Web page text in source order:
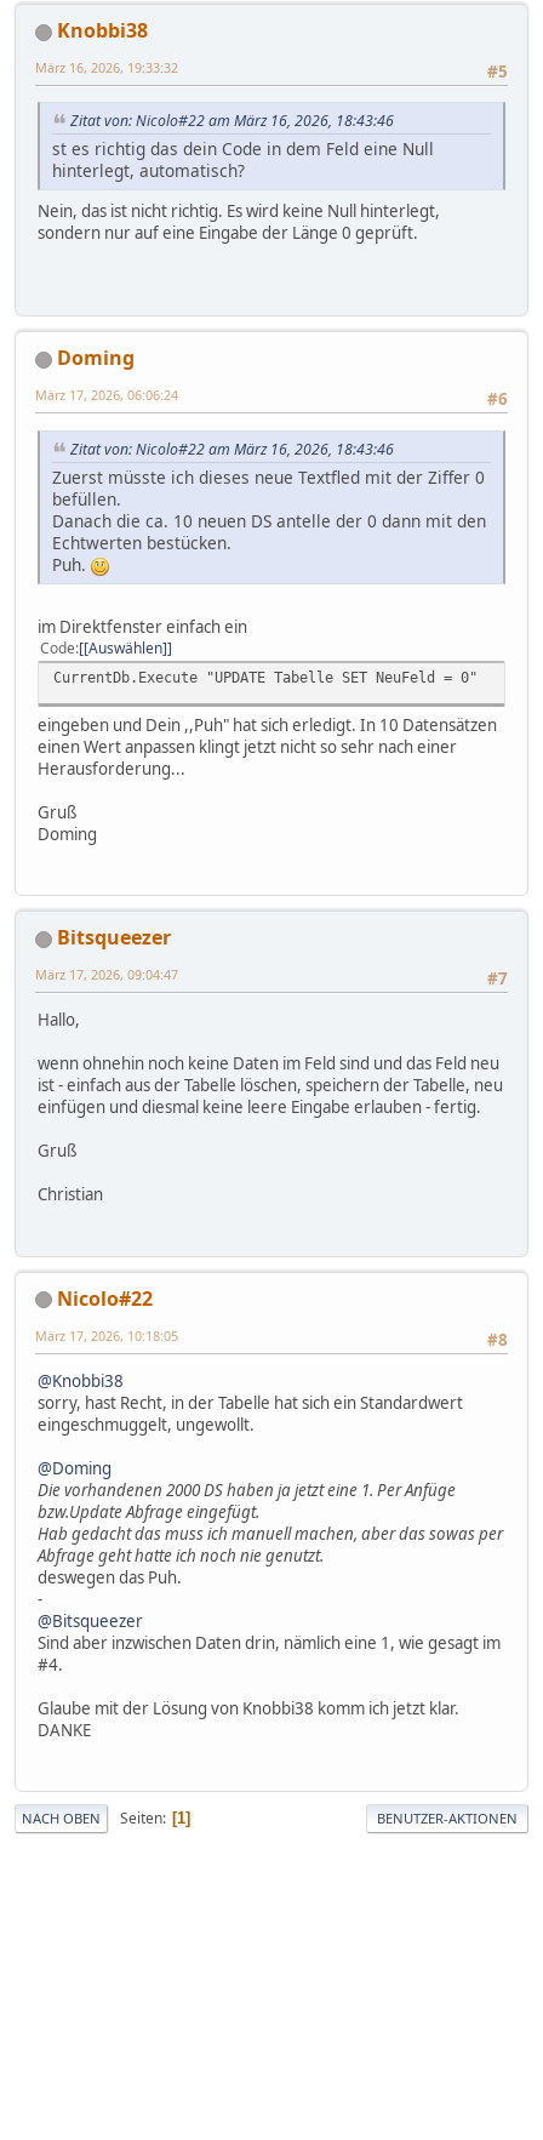
Knobbi38
#5
März 16, 2026, 19:33:32
Zitat von: Nicolo#22 am März 16, 2026, 18:43:46
st es richtig das dein Code in dem Feld eine Null
hinterlegt, automatisch?
Nein, das ist nicht richtig. Es wird keine Null hinterlegt,
sondern nur auf eine Eingabe der Länge 0 geprüft.
Doming
#6
März 17, 2026, 06:06:24
Zitat von: Nicolo#22 am März 16, 2026, 18:43:46
Zuerst müsste ich dieses neue Textfled mit der Ziffer 0
befüllen.
Danach die ca. 10 neuen DS antelle der 0 dann mit den
Echtwerten bestücken.
Puh.
im Direktfenster einfach ein
Code [Auswählen]
CurrentDb.Execute "UPDATE Tabelle SET NeuFeld = 0"
eingeben und Dein ,,Puh" hat sich erledigt. In 10 Datensätzen
einen Wert anpassen klingt jetzt nicht so sehr nach einer
Herausforderung...
Gruß
Doming
Bitsqueezer
#7
März 17, 2026, 09:04:47
Hallo,
wenn ohnehin noch keine Daten im Feld sind und das Feld neu
ist - einfach aus der Tabelle löschen, speichern der Tabelle, neu
einfügen und diesmal keine leere Eingabe erlauben - fertig.
Gruß
Christian
Nicolo#22
#8
März 17, 2026, 10:18:05
@Knobbi38
sorry, hast Recht, in der Tabelle hat sich ein Standardwert
eingeschmuggelt, ungewollt.
@Doming
Die vorhandenen 2000 DS haben ja jetzt eine 1. Per Anfüge
bzw.Update Abfrage eingefügt.
Hab gedacht das muss ich manuell machen, aber das sowas per
Abfrage geht hatte ich noch nie genutzt.
deswegen das Puh.
-
@Bitsqueezer
Sind aber inzwischen Daten drin, nämlich eine 1, wie gesagt im
#4.
Glaube mit der Lösung von Knobbi38 komm ich jetzt klar.
DANKE
NACH OBEN Seiten 1 BENUTZER-AKTIONEN